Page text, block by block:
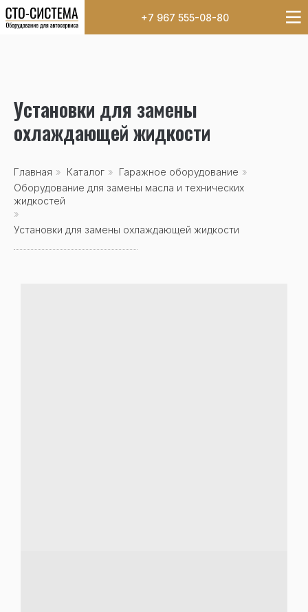
+7 967 555-08-80
Установки для замены
охлаждающей жидкости
Главная » Каталог » Гаражное оборудование »
Оборудование для замены масла и технических
жидкостей
»
Установки для замены охлаждающей жидкости